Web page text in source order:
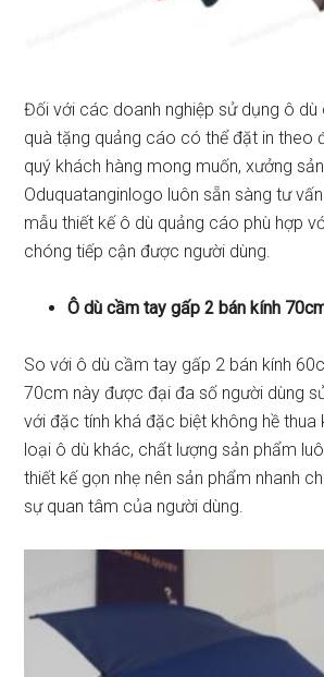
Đối với các doanh nghiệp sử dụng ô
quà tặng quảng cáo có thể đặt in theo
quý khách hàng mong muốn, xưởng
Oduquatanginlogo luôn sẵn sàng tư
mẫu thiết kế ô dù quảng cáo phù hợp
chóng tiếp cận được người dùng.
Ô dù cầm tay gấp 2 bán kính
So với ô dù cầm tay gấp 2 bán kính
70cm này được đại đa số người dùng
với đặc tính khá đặc biệt không hề thua
loại ô dù khác, chất lượng sản phẩm
thiết kế gọn nhẹ nên sản phẩm nhanh
sự quan tâm của người dùng.